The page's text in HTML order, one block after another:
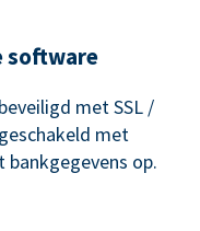
software
met SSL /
met
op.